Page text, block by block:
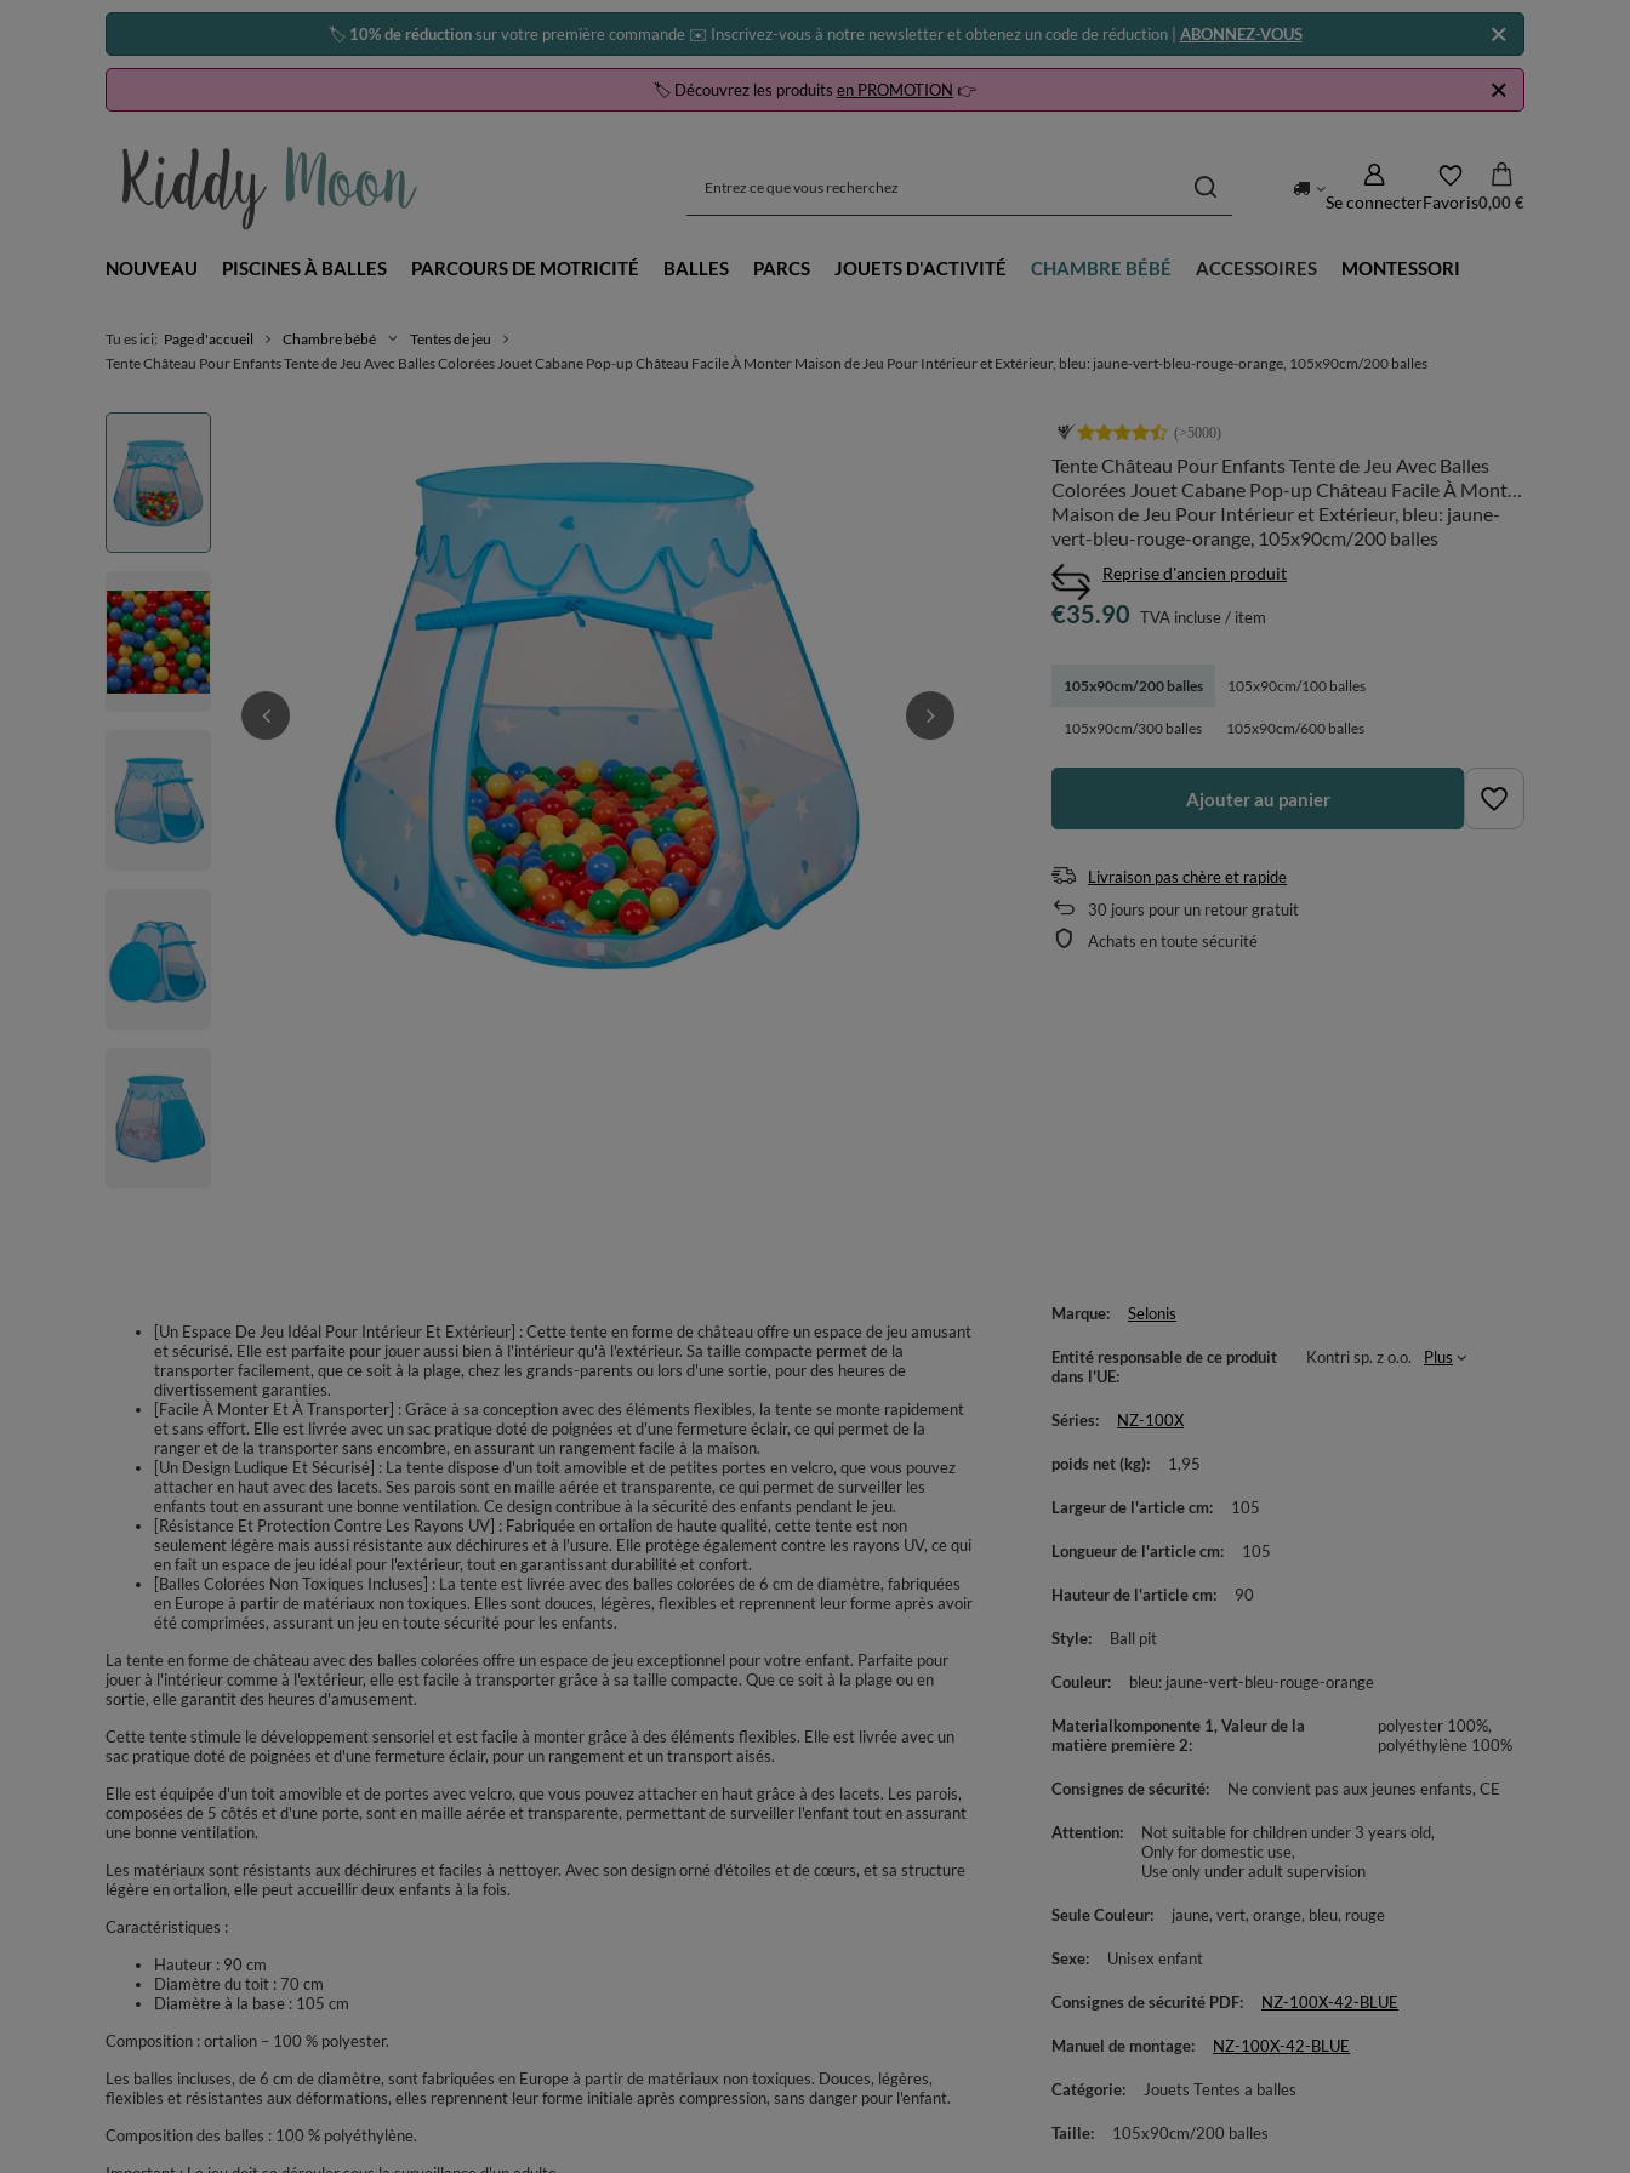
🏷️ 10% de réductionsur votre première commande ✉️ Inscrivez-vous à notre newsletter et obtenez un code de réduction | ABONNEZ-VOUS
🏷️ Découvrez les produits en PROMOTION 👉
Se connecterFavoris0,00 €
NOUVEAU PISCINES À BALLES PARCOURS DE MOTRICITÉ BALLES PARCS JOUETS D'ACTIVITÉ CHAMBRE BÉBÉ ACCESSOIRES MONTESSORI
Tu es ici: Page d'accueil Chambre bébé
Tentes de jeu
Tente Château Pour Enfants Tente de Jeu Avec Balles Colorées Jouet Cabane Pop-up Château Facile À Monter Maison de Jeu Pour Intérieur et Extérieur, bleu: jaune-vert-bleu-rouge-orange, 105x90cm/200 balles
Tente Château Pour Enfants Tente de Jeu Avec Balles
Colorées Jouet Cabane Pop-up Château Facile À Monter
Maison de Jeu Pour Intérieur et Extérieur, bleu: jaune-
vert-bleu-rouge-orange, 105x90cm/200 balles
Reprise d'ancien produit
105x90cm/200 balles 105x90cm/100 balles
105x90cm/300 balles 105x90cm/600 balles
€35.90 TVA incluse/ item
Ajouter au panier
Livraison pas chère et rapide
30 jours pour un retour gratuit
Achats en toute sécurité
[Un Espace De Jeu Idéal Pour Intérieur Et Extérieur] : Cette tente en forme de château offre un espace de jeu amusant
et sécurisé. Elle est parfaite pour jouer aussi bien à l'intérieur qu'à l'extérieur. Sa taille compacte permet de la
transporter facilement, que ce soit à la plage, chez les grands-parents ou lors d'une sortie, pour des heures de
divertissement garanties.
[Facile À Monter Et À Transporter] : Grâce à sa conception avec des éléments flexibles, la tente se monte rapidement
et sans effort. Elle est livrée avec un sac pratique doté de poignées et d'une fermeture éclair, ce qui permet de la
ranger et de la transporter sans encombre, en assurant un rangement facile à la maison.
[Un Design Ludique Et Sécurisé] : La tente dispose d'un toit amovible et de petites portes en velcro, que vous pouvez
attacher en haut avec des lacets. Ses parois sont en maille aérée et transparente, ce qui permet de surveiller les
enfants tout en assurant une bonne ventilation. Ce design contribue à la sécurité des enfants pendant le jeu.
[Résistance Et Protection Contre Les Rayons UV] : Fabriquée en ortalion de haute qualité, cette tente est non
seulement légère mais aussi résistante aux déchirures et à l'usure. Elle protège également contre les rayons UV, ce qui
en fait un espace de jeu idéal pour l'extérieur, tout en garantissant durabilité et confort.
[Balles Colorées Non Toxiques Incluses] : La tente est livrée avec des balles colorées de 6 cm de diamètre, fabriquées
en Europe à partir de matériaux non toxiques. Elles sont douces, légères, flexibles et reprennent leur forme après avoir
été comprimées, assurant un jeu en toute sécurité pour les enfants.
La tente en forme de château avec des balles colorées offre un espace de jeu exceptionnel pour votre enfant. Parfaite pour
jouer à l'intérieur comme à l'extérieur, elle est facile à transporter grâce à sa taille compacte. Que ce soit à la plage ou en
sortie, elle garantit des heures d'amusement.
Cette tente stimule le développement sensoriel et est facile à monter grâce à des éléments flexibles. Elle est livrée avec un
sac pratique doté de poignées et d'une fermeture éclair, pour un rangement et un transport aisés.
Elle est équipée d'un toit amovible et de portes avec velcro, que vous pouvez attacher en haut grâce à des lacets. Les parois,
composées de 5 côtés et d'une porte, sont en maille aérée et transparente, permettant de surveiller l'enfant tout en assurant
une bonne ventilation.
Les matériaux sont résistants aux déchirures et faciles à nettoyer. Avec son design orné d'étoiles et de cœurs, et sa structure
légère en ortalion, elle peut accueillir deux enfants à la fois.
Caractéristiques :
Hauteur : 90 cm
Diamètre du toit : 70 cm
Diamètre à la base : 105 cm
Composition : ortalion – 100 % polyester.
Les balles incluses, de 6 cm de diamètre, sont fabriquées en Europe à partir de matériaux non toxiques. Douces, légères,
flexibles et résistantes aux déformations, elles reprennent leur forme initiale après compression, sans danger pour l'enfant.
Composition des balles : 100 % polyéthylène.
Marque Selonis
Entité responsable de ce produit
dans l'UE
Kontri sp. z o.o. Plus
Séries NZ-100X
poids net (kg) 1,95
Largeur de l'article cm 105
Longueur de l'article cm 105
Hauteur de l'article cm 90
Style Ball pit
Couleur bleu: jaune-vert-bleu-rouge-orange
Materialkomponente 1, Valeur de la
matière première 2
polyester 100%,
polyéthylène 100%
Consignes de sécurité Ne convient pas aux jeunes enfants CE
Attention
Not suitable for children under 3 years old
Only for domestic use
Use only under adult supervision
Seule Couleur jaune vert orange bleu rouge
Sexe Unisex enfant
Consignes de sécurité PDF NZ-100X-42-BLUE
Manuel de montage NZ-100X-42-BLUE
Catégorie Jouets Tentes a balles
Taille 105x90cm/200 balles